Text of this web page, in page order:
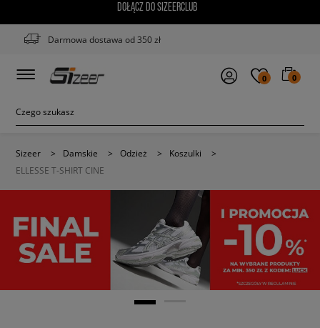
DOŁĄCZ DO SIZEERCLUB
Darmowa dostawa od 350 zł
0 0
Sizeer > Damskie > Odzież > Koszulki
>
ELLESSE T-SHIRT CINE